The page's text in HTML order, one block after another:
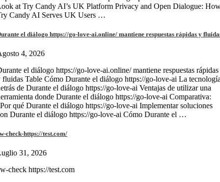
at Try Candy AI’s UK Platform Privacy and Open Dialogue:
Candy AI Serves UK Users …
el diálogo https://go-love-ai.online/ mantiene respuestas rápidas y
4, 2026
el diálogo https://go-love-ai.online/ mantiene respuestas rápidas
fluidas Table Cómo Durante el diálogo https://go-love-ai La
de Durante el diálogo https://go-love-ai Ventajas de utilizar una
donde Durante el diálogo https://go-love-ai Comparativa:
qué Durante el diálogo https://go-love-ai Implementar soluciones
Durante el diálogo https://go-love-ai Cómo Durante el …
check-https://test.com/
31, 2026
check https://test.com